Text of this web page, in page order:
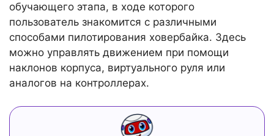
обучающего этапа, в ходе которого
пользователь знакомится с различными
способами пилотирования ховербайка. Здесь
можно управлять движением при помощи
наклонов корпуса, виртуального руля или
аналогов на контроллерах.